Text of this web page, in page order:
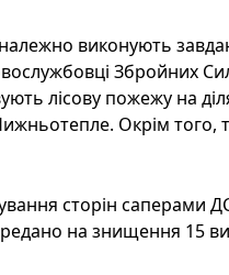
виконують
Збройних
лісову пожежу на
Окрім того,
сторін саперами
на знищення 15